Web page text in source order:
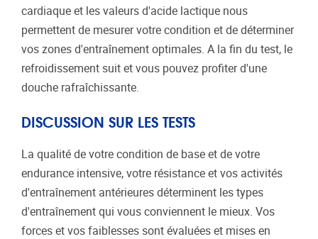
cardiaque et les valeurs d'acide lactique nous
permettent de mesurer votre condition et de déterminer
vos zones d'entraînement optimales. A la fin du test, le
refroidissement suit et vous pouvez profiter d'une
douche rafraîchissante.
DISCUSSION SUR LES TESTS
La qualité de votre condition de base et de votre
endurance intensive, votre résistance et vos activités
d'entraînement antérieures déterminent les types
d'entraînement qui vous conviennent le mieux. Vos
forces et vos faiblesses sont évaluées et mises en